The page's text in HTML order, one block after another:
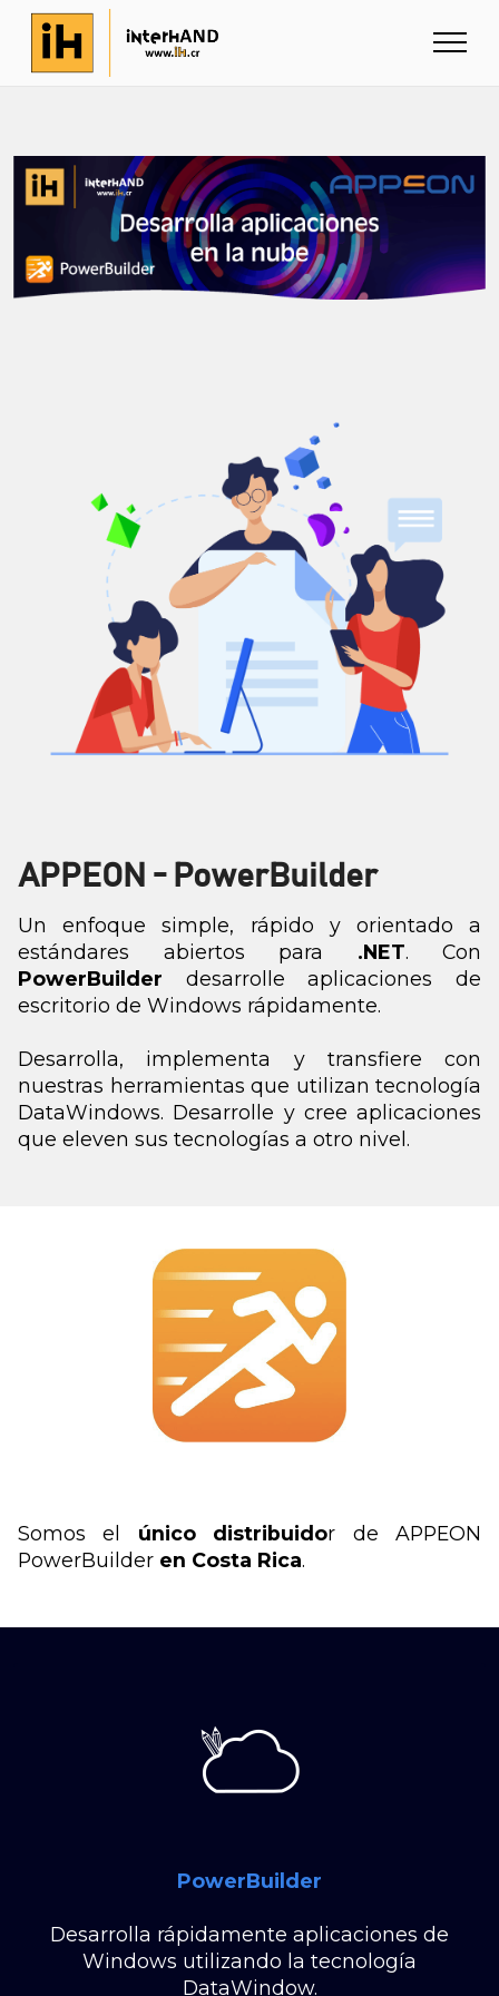
APPEON - PowerBuilder
Un enfoque simple, rápido y orientado a
estándares abiertos para .NET. Con
PowerBuilder desarrolle aplicaciones de
escritorio de Windows rápidamente.
Desarrolla, implementa y transfiere con
nuestras herramientas que utilizan tecnología
DataWindows. Desarrolle y cree aplicaciones
que eleven sus tecnologías a otro nivel.
Somos el único distribuidor de APPEON
PowerBuilder en Costa Rica.
PowerBuilder
Desarrolla rápidamente aplicaciones de
Windows utilizando la tecnología
DataWindow.